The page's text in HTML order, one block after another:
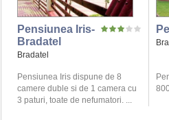
Pensiunea Iris-
Bradatel
Bradatel
Pensiunea Iris dispune de 8
camere duble si de 1 camera cu
3 paturi, toate de nefumatori. ...